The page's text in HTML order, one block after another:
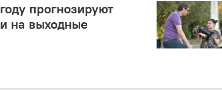
прогнозируют
на выходные